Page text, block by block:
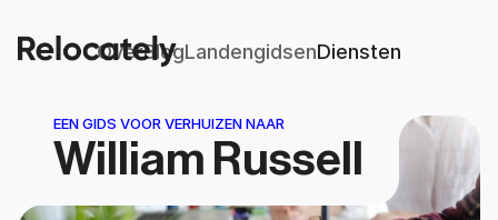
OverBlogLandengidsenDiensten
EEN GIDS VOOR VERHUIZEN NAAR
William Russell